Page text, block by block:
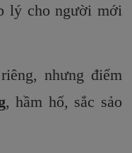
lý cho người mới
nhưng điểm
, hầm hố, sắc sảo